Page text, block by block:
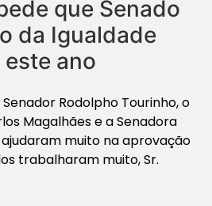
que Senado
da Igualdade
este ano
Senador Rodolpho Tourinho, o
Magalhães e a Senadora
ajudaram muito na aprovação
trabalharam muito, Sr.